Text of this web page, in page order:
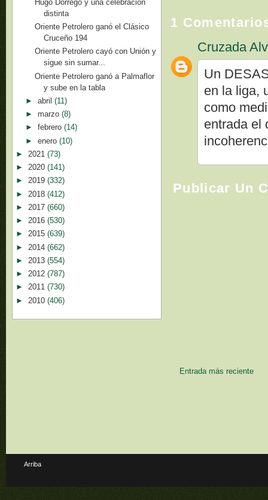
1
Cruzada
Un
en la liga,
como
entrada el
Publicar Un
Entrada más reciente
Hugo Dorrego y una celebración
distinta
Oriente Petrolero ganó el Clásico
Cruceño 194
Oriente Petrolero cayó con Unión y
sigue sin sumar...
Oriente Petrolero ganó a Palmaflor
y sube en la tabla
► abril (11)
► marzo (8)
► febrero (14)
► enero (10)
► 2021 (73)
► 2020 (141)
► 2019 (332)
► 2018 (412)
► 2017 (660)
► 2016 (530)
► 2015 (639)
► 2014 (662)
► 2013 (554)
► 2012 (787)
► 2011 (730)
► 2010 (406)
Arriba